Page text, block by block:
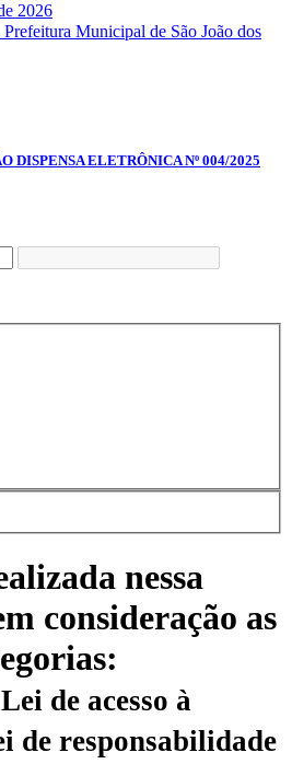
2026
DISPENSA ELETRÔNICA Nº 004/2025
nessa
consideração as
de acesso à
de responsabilidade